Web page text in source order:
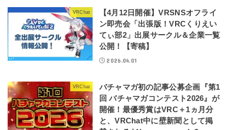
VRChat
【4月12日開催】VRSNSオフライ
ン即売会「出張版！VRCくりえい
てぃ部2」出展サークル＆企業一覧
公開！【寄稿】
2026.04.01
VRChat
バチャマガ初の記事公募企画『第1
回 バチャマガコンテスト2026』が
開催！最優秀賞はVRC＋1ヵ月分
と、VRChat中に壁新聞として掲